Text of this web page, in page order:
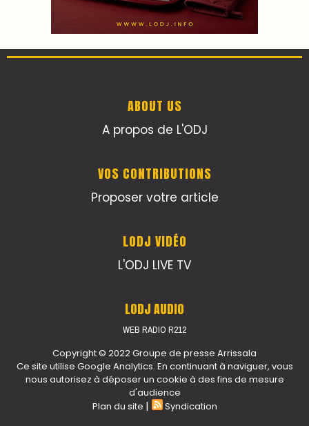
ABOUT US
A propos de L'ODJ
VOS CONTRIBUTIONS
Proposer votre article
LODJ VIDÉO
L'ODJ LIVE TV
LODJ AUDIO
WEB RADIO R212
Copyright © 2022 Groupe de presse Arrissala
Ce site utilise Google Analytics. En continuant à naviguer, vous
nous autorisez à déposer un cookie à des fins de mesure
d'audience
Plan du site | Syndication